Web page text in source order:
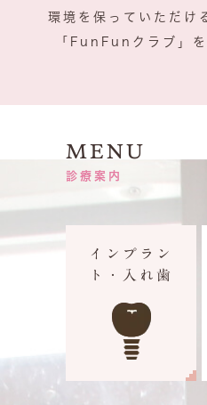
環境を保っていただけ
「FunFunクラブ」
MENU
診療案内
インプラン
ト・入れ歯